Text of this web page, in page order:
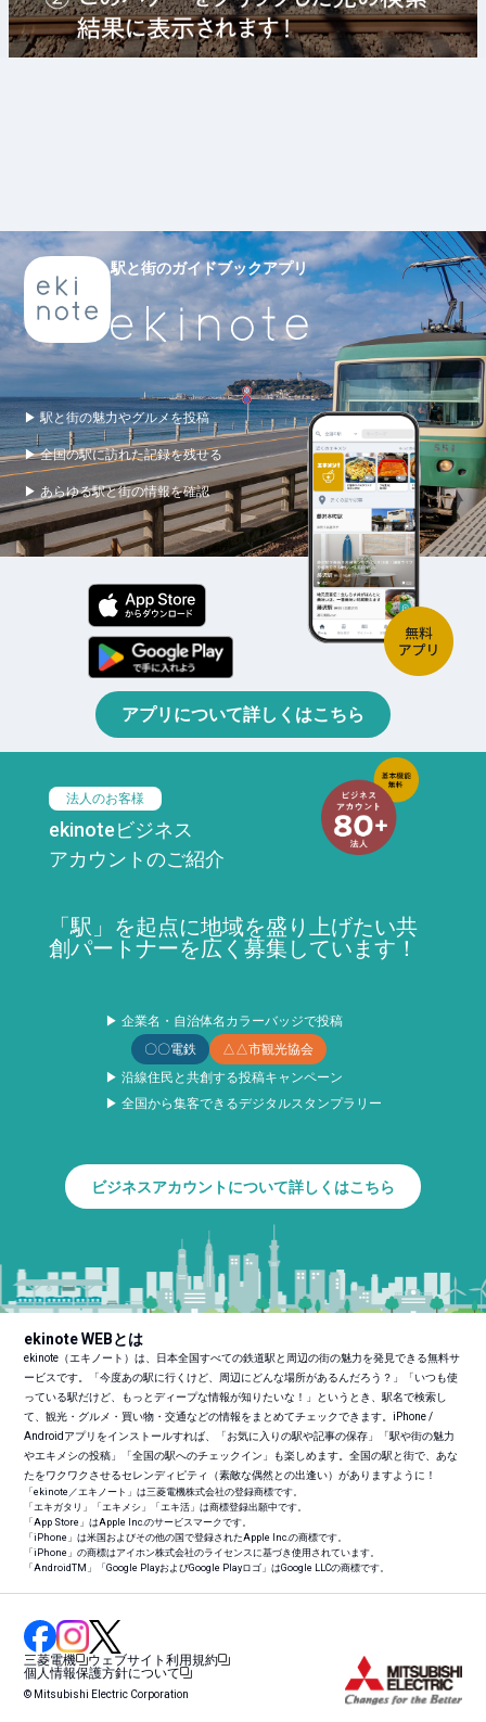
駅と街のガイドブックアプリ
▶ 駅と街の魅力やグルメを投稿
▶ 全国の駅に訪れた記録を残せる
▶ あらゆる駅と街の情報を確認
アプリについて詳しくはこちら
法人のお客様
ekinoteビジネス
アカウントのご紹介
「駅」を起点に地域を盛り上げたい共
創パートナーを広く募集しています！
▶ 企業名・自治体名カラーバッジで投稿
〇〇電鉄
△△市観光協会
▶ 沿線住民と共創する投稿キャンペーン
▶ 全国から集客できるデジタルスタンプラリー
ビジネスアカウントについて詳しくはこちら
ekinote WEBとは
ekinote（エキノート）は、日本全国すべての鉄道駅と周辺の街の魅力を発見できる無料サ
ービスです。「今度あの駅に行くけど、周辺にどんな場所があるんだろう？」「いつも使
っている駅だけど、もっとディープな情報が知りたいな！」というとき、駅名で検索し
て、観光・グルメ・買い物・交通などの情報をまとめてチェックできます。iPhone /
Androidアプリをインストールすれば、「お気に入りの駅や記事の保存」「駅や街の魅力
やエキメシの投稿」「全国の駅へのチェックイン」も楽しめます。全国の駅と街で、あな
たをワクワクさせるセレンディピティ（素敵な偶然との出逢い）がありますように！
「ekinote／エキノート」は三菱電機株式会社の登録商標です。
「エキガタリ」「エキメシ」「エキ活」は商標登録出願中です。
「App Store」はApple Inc.のサービスマークです。
「iPhone」は米国およびその他の国で登録されたApple Inc.の商標です。
「iPhone」の商標はアイホン株式会社のライセンスに基づき使用されています。
「AndroidTM 」「Google PlayおよびGoogle Playロゴ」はGoogle LLCの商標です。
三菱電機
ウェブサイト利用規約
個人情報保護方針について
© Mitsubishi Electric Corporation